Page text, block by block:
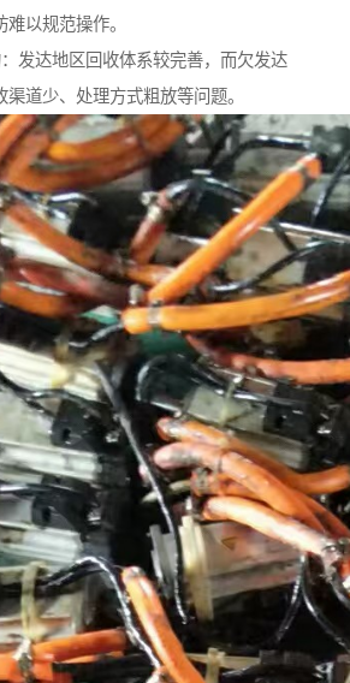
以规范操作。
发达地区回收体系较完善，而欠发达
道少、处理方式粗放等问题。